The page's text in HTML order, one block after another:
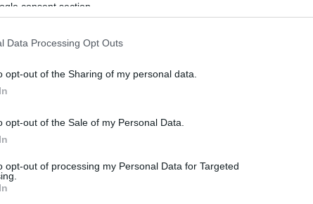
consent section.
Data Processing Opt Outs
opt-out of the Sharing of my personal data.
opt-out of the Sale of my Personal Data.
opt-out of processing my Personal Data for Targeted
PIACOK
legyen a boltokban